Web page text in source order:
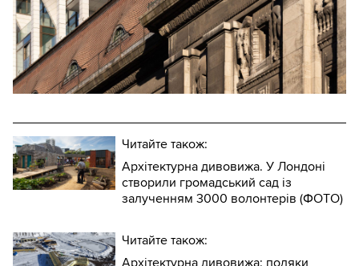
Читайте також:
Архітектурна дивовижа. У Лондоні
створили громадський сад із
залученням 3000 волонтерів (ФОТО)
Читайте також: